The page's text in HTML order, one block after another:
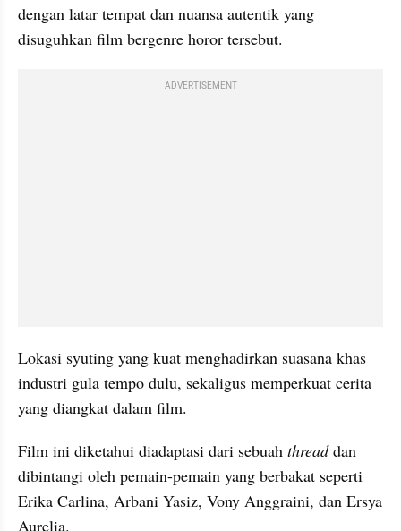
dengan latar tempat dan nuansa autentik yang
disuguhkan film bergenre horor tersebut.
ADVERTISEMENT
Lokasi syuting yang kuat menghadirkan suasana khas
industri gula tempo dulu, sekaligus memperkuat cerita
yang diangkat dalam film.
Film ini diketahui diadaptasi dari sebuah thread dan
dibintangi oleh pemain-pemain yang berbakat seperti
Erika Carlina, Arbani Yasiz, Vony Anggraini, dan Ersya
Aurelia.